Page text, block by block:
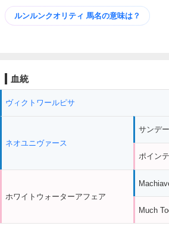
ルンルンクオリティ 馬名の意味は？
血統
ヴィクトワールピサ
ネオユニヴァース
ホワイトウォーターアフェア
サンデ
ポイン
Much